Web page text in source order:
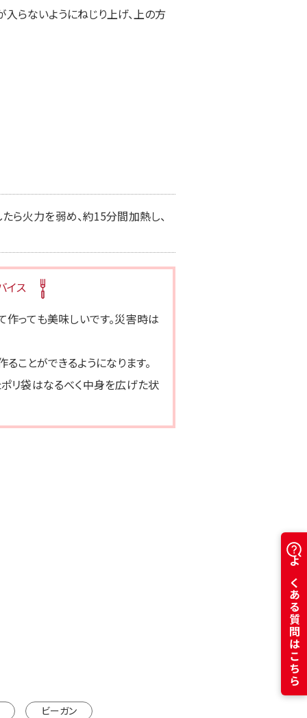
らないようにねじり上げ、上の方
ら火力を弱め、約15分間加熱し、
イス
作っても美味しいです。災害時は
ことができるようになります。
リ袋はなるべく中身を広げた状
ラボ 大豆のお肉 スライス
カートに入れる
カートに入れる
※カートは別ウインドウで開きます
ビーガン
よくある質問はこちら